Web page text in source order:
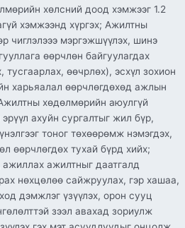
хөлсний доод хэмжээг 1.2
хэмжээнд хүргэх; Ажилтны
чиглэлэээ мэргэжшүүлэх, шинэ
өөрчлөн байгуулагдах
тусгаарлах, өөчрлөх), эсхүл зохион
харьяалал өөрчлөгдөхөд ажлын
хөдөлмөрийн аюулгүй
ахуйн сургалтыг жил бүр,
тоног төхөөрөмж нэмэгдэх,
өөрчлөгдөх тухай бүрд хийх;
ажилтныг даатгалд
нөхцөлөө сайжруулах, гэр хашаа,
дэмжлэг үзүүлэх, орон сууц
зээл авахад зориулж